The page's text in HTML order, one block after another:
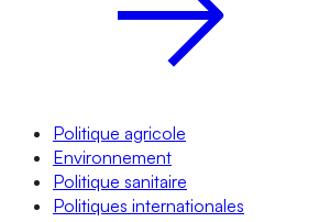
Politique agricole
Environnement
Politique sanitaire
Politiques internationales